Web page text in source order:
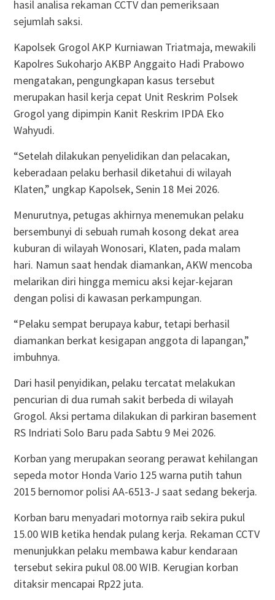
hasil analisa rekaman CCTV dan pemeriksaan
sejumlah saksi.
Kapolsek Grogol AKP Kurniawan Triatmaja, mewakili
Kapolres Sukoharjo AKBP Anggaito Hadi Prabowo
mengatakan, pengungkapan kasus tersebut
merupakan hasil kerja cepat Unit Reskrim Polsek
Grogol yang dipimpin Kanit Reskrim IPDA Eko
Wahyudi.
“Setelah dilakukan penyelidikan dan pelacakan,
keberadaan pelaku berhasil diketahui di wilayah
Klaten,” ungkap Kapolsek, Senin 18 Mei 2026.
Menurutnya, petugas akhirnya menemukan pelaku
bersembunyi di sebuah rumah kosong dekat area
kuburan di wilayah Wonosari, Klaten, pada malam
hari. Namun saat hendak diamankan, AKW mencoba
melarikan diri hingga memicu aksi kejar-kejaran
dengan polisi di kawasan perkampungan.
“Pelaku sempat berupaya kabur, tetapi berhasil
diamankan berkat kesigapan anggota di lapangan,”
imbuhnya.
Dari hasil penyidikan, pelaku tercatat melakukan
pencurian di dua rumah sakit berbeda di wilayah
Grogol. Aksi pertama dilakukan di parkiran basement
RS Indriati Solo Baru pada Sabtu 9 Mei 2026.
Korban yang merupakan seorang perawat kehilangan
sepeda motor Honda Vario 125 warna putih tahun
2015 bernomor polisi AA-6513-J saat sedang bekerja.
Korban baru menyadari motornya raib sekira pukul
15.00 WIB ketika hendak pulang kerja. Rekaman CCTV
menunjukkan pelaku membawa kabur kendaraan
tersebut sekira pukul 08.00 WIB. Kerugian korban
ditaksir mencapai Rp22 juta.